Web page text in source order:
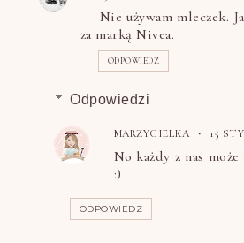
Nie używam mleczek.
za marką Nivea.
ODPOWIEDZ
Odpowiedzi
MARZYCIELKA 15
No każdy z nas
:)
ODPOWIEDZ